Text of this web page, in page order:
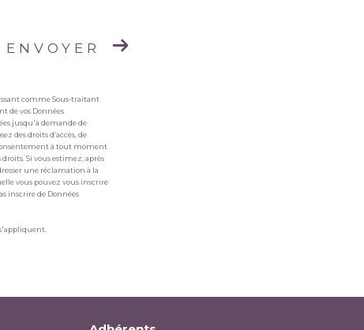
ENVOYER
comme Sous-traitant
de vos Données
jusqu'à demande de
des droits d’accès, de
à tout moment
Si vous estimez, après
une réclamation à la
vous pouvez vous inscrire
inscrire de Données